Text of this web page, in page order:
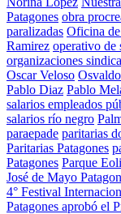
Patagones obra
paralizadas Oficina
Ramirez operativo de
organizaciones
Oscar Veloso
Pablo Diaz Pablo
salarios empleados
salarios río negro
paraepade paritarias
Paritarias Patagones
Patagones Parque
José de Mayo
4° Festival
Patagones aprobó el